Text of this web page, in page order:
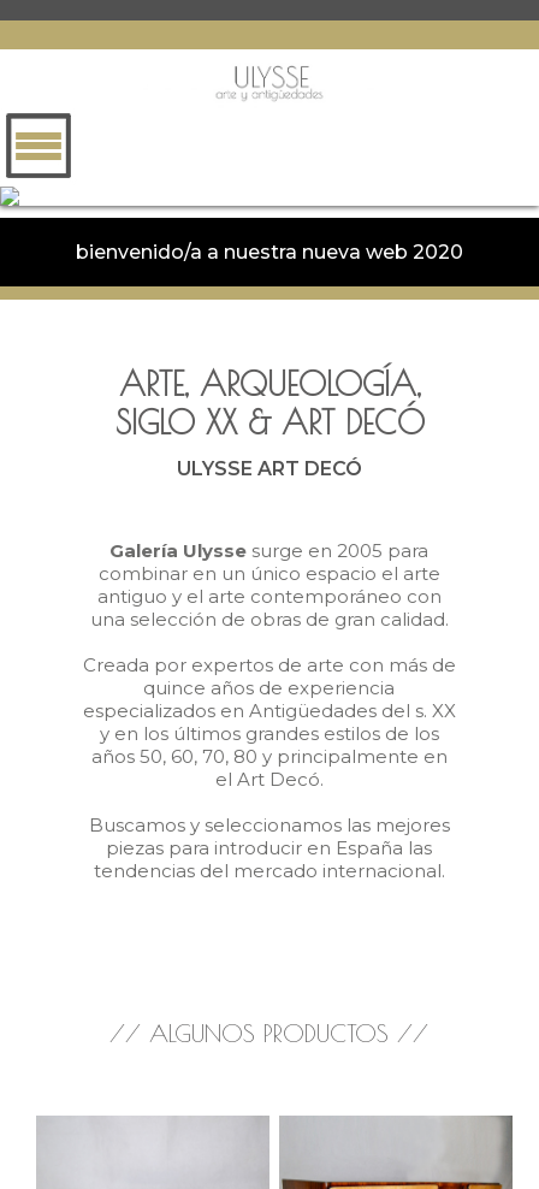
bienvenido/a a nuestra nueva web 2020
ARTE, ARQUEOLOGÍA,
SIGLO XX &ART DECÓ
ULYSSE ART DECÓ
Galería Ulysse surge en 2005 para
combinar en un único espacio el arte
antiguo y el arte contemporáneo con
una selección de obras de gran calidad.
Creada por expertos de arte con más de
quince años de experiencia
especializados en Antigüedades del s. XX
y en los últimos grandes estilos de los
años 50, 60, 70, 80 y principalmente en
el Art Decó.
Buscamos y seleccionamos las mejores
piezas para introducir en España las
tendencias del mercado internacional.
// ALGUNOS PRODUCTOS //